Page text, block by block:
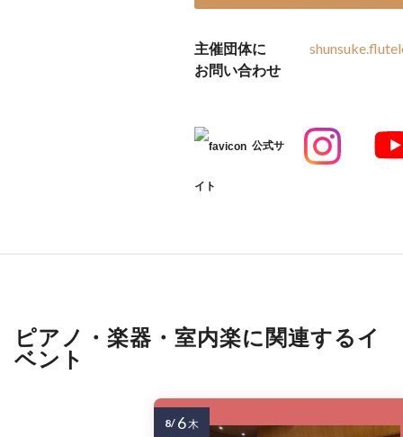
主催団体に
お問い合わせ
公式サ
イト
ピアノ・楽器・室内楽に関連するイ
ベント
8/ 6木